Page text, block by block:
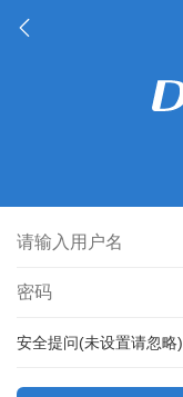
安全提问(未设置请忽略)